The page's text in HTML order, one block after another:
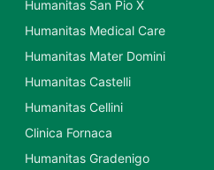
Humanitas San Pio X
Humanitas Medical Care
Humanitas Mater Domini
Humanitas Castelli
Humanitas Cellini
Clinica Fornaca
Humanitas Gradenigo